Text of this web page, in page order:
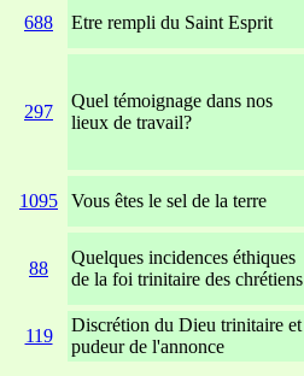
688 Etre rempli du Saint Esprit
297
Quel témoignage dans nos
lieux de travail?
1095 Vous êtes le sel de la terre
88
Quelques incidences éthiques
de la foi trinitaire des chrétiens
119
Discrétion du Dieu trinitaire et
pudeur de l'annonce